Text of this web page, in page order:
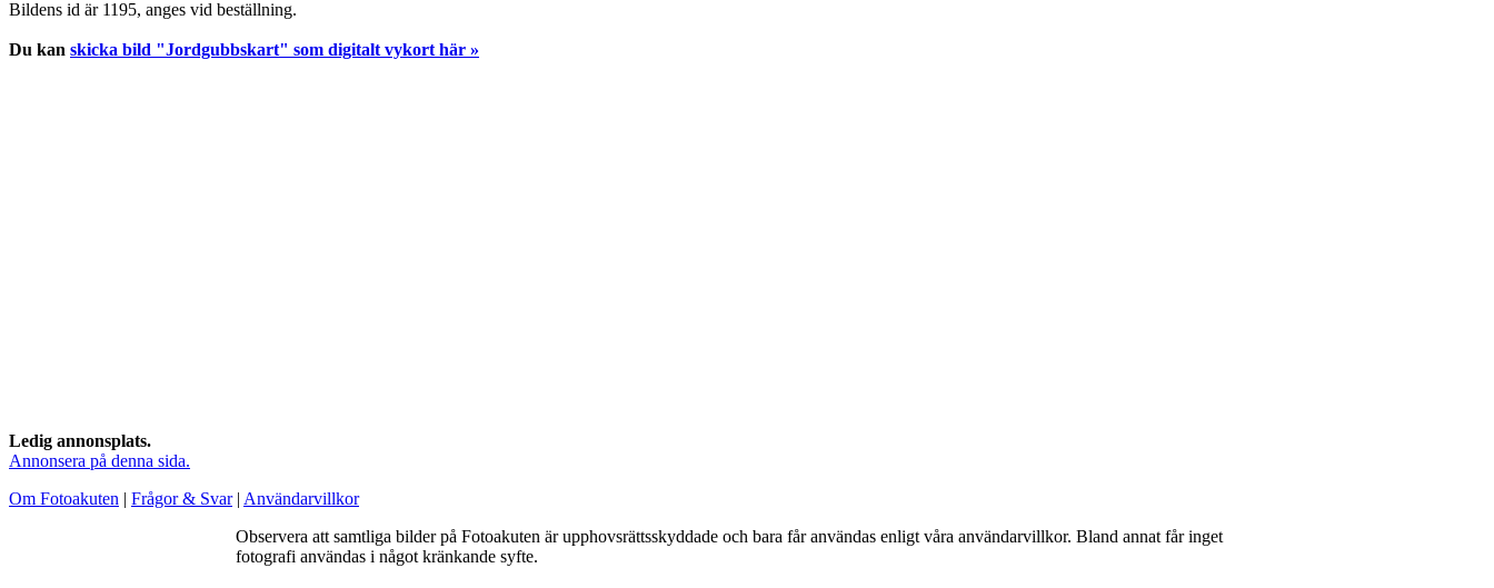
Bildens id är 1195, anges vid beställning.
Du kan skicka bild "Jordgubbskart" som digitalt vykort här »
Ledig annonsplats.
Annonsera på denna sida.
Om Fotoakuten | Frågor & Svar| Användarvillkor
Observera att samtliga bilder på Fotoakuten är upphovsrättsskyddade och bara får användas enligt våra användarvillkor. Bland annat får inget
fotografi användas i något kränkande syfte.